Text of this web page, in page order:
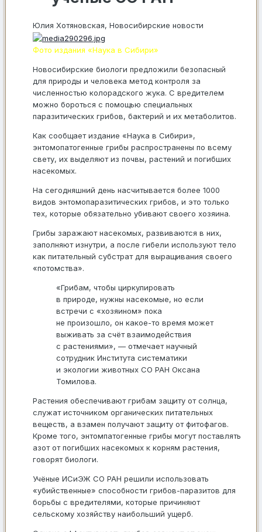
Юлия Хотяновская, Новосибирские новости
Фото издания «Наука в Сибири»
Новосибирские биологи предложили безопасный
для природы и человека метод контроля за
численностью колорадского жука. С вредителем
можно бороться с помощью специальных
паразитических грибов, бактерий и их метаболитов.
Как сообщает издание «Наука в Сибири»,
энтомопатогенные грибы распространены по всему
свету, их выделяют из почвы, растений и погибших
насекомых.
На сегодняшний день насчитывается более 1000
видов энтомопаразитических грибов, и это только
тех, которые обязательно убивают своего хозяина.
Грибы заражают насекомых, развиваются в них,
заполняют изнутри, а после гибели используют тело
как питательный субстрат для выращивания своего
«потомства».
«Грибам, чтобы циркулировать
в природе, нужны насекомые, но если
встречи с «хозяином» пока
не произошло, он какое-то время может
выживать за счёт взаимодействия
с растениями», — отмечает научный
сотрудник Института систематики
и экологии животных СО РАН Оксана
Томилова.
Растения обеспечивают грибам защиту от солнца,
служат источником органических питательных
веществ, а взамен получают защиту от фитофагов.
Кроме того, энтомпатогенные грибы могут поставлять
азот от погибших насекомых к корням растения,
говорят биологи.
Учёные ИСиЭЖ СО РАН решили использовать
«убийственные» способности грибов-паразитов для
борьбы с вредителями, которые причиняют
сельскому хозяйству наибольший ущерб.